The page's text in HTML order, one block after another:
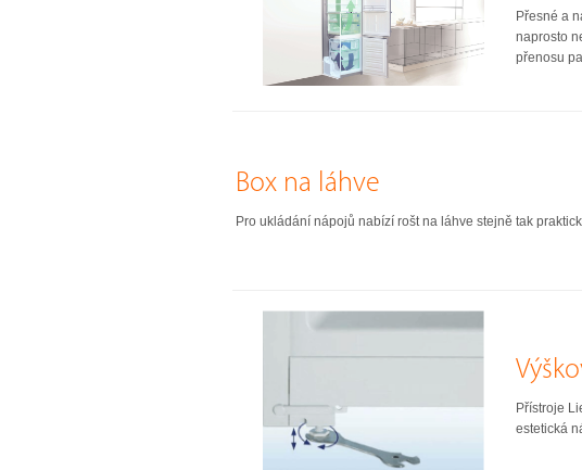
Přesné a
naprosto
přenosu
Box na láhve
Pro ukládání nápojů nabízí rošt na láhve stejně tak
Přístroje
estetická